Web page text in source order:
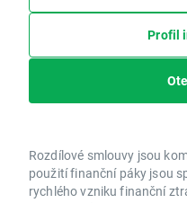
Profil
Rozdílové smlouvy jsou
použití finanční páky jsou
rychlého vzniku finanční